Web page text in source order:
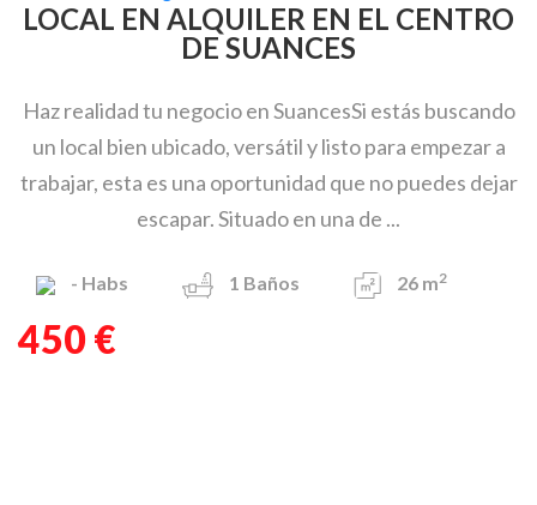
LOCAL EN ALQUILER EN EL CENTRO
DE SUANCES
Haz realidad tu negocio en SuancesSi estás buscando
un local bien ubicado, versátil y listo para empezar a
trabajar, esta es una oportunidad que no puedes dejar
escapar. Situado en una de ...
- Habs 1 Baños 26 m2
450 €